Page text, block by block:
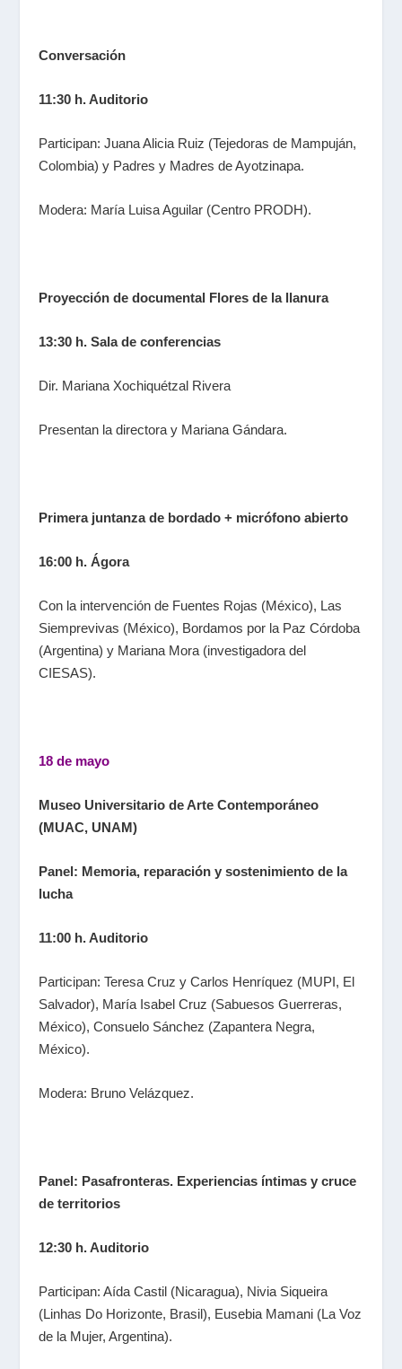
Conversación
11:30 h. Auditorio
Participan: Juana Alicia Ruiz (Tejedoras de Mampuján,
Colombia) y Padres y Madres de Ayotzinapa.
Modera: María Luisa Aguilar (Centro PRODH).
Proyección de documental Flores de la llanura
13:30 h. Sala de conferencias
Dir. Mariana Xochiquétzal Rivera
Presentan la directora y Mariana Gándara.
Primera juntanza de bordado + micrófono abierto
16:00 h. Ágora
Con la intervención de Fuentes Rojas (México), Las
Siemprevivas (México), Bordamos por la Paz Córdoba
(Argentina) y Mariana Mora (investigadora del
CIESAS).
18 de mayo
Museo Universitario de Arte Contemporáneo
(MUAC, UNAM)
Panel: Memoria, reparación y sostenimiento de la
lucha
11:00 h. Auditorio
Participan: Teresa Cruz y Carlos Henríquez (MUPI, El
Salvador), María Isabel Cruz (Sabuesos Guerreras,
México), Consuelo Sánchez (Zapantera Negra,
México).
Modera: Bruno Velázquez.
Panel: Pasafronteras. Experiencias íntimas y cruce
de territorios
12:30 h. Auditorio
Participan: Aída Castil (Nicaragua), Nivia Siqueira
(Linhas Do Horizonte, Brasil), Eusebia Mamani (La Voz
de la Mujer, Argentina).